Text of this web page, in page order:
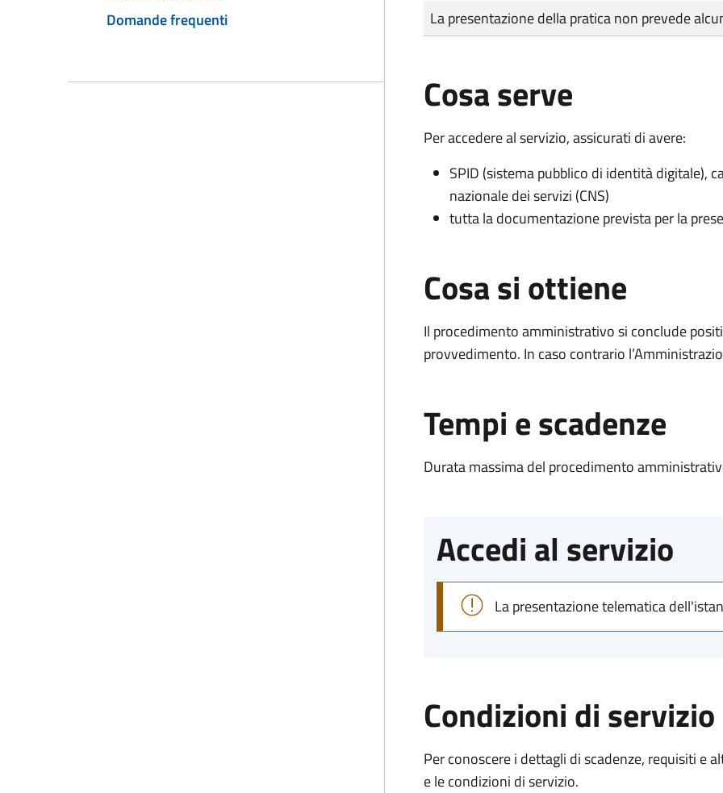
Domande frequenti
Tipo di pagamento
Importo
La presentazione della pratica non prevede
Cosa serve
Per accedere al servizio, assicurati di avere:
SPID (sistema pubblico di identità digitale),
nazionale dei servizi (CNS)
tutta la documentazione prevista per la
Cosa si ottiene
Il procedimento amministrativo si conclude
provvedimento. In caso contrario
Tempi e scadenze
Durata massima del procedimento
Accedi al servizio
La presentazione telematica
Condizioni di servizio
Per conoscere i dettagli di scadenze, requisiti e
e le condizioni di servizio.